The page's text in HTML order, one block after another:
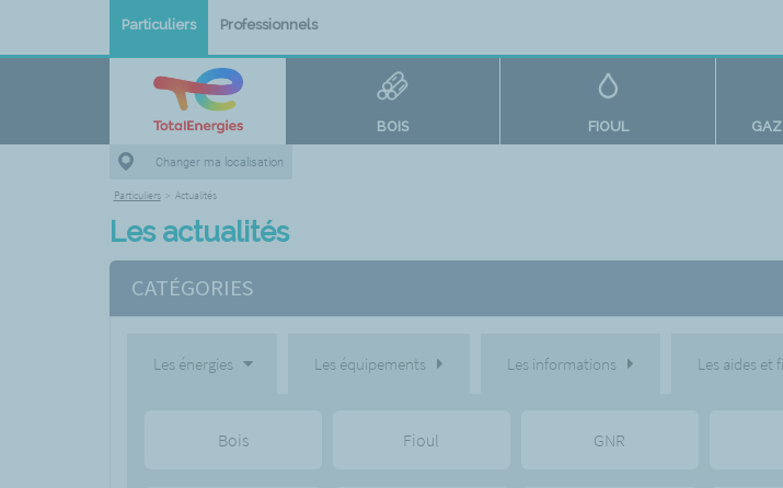
Particuliers Professionnels
BOIS FIOUL
Changer ma localisation
Particuliers > Actualités
Les actualités
CATÉGORIES
Les énergies Les équipements Les informations Les aides et
Bois Fioul GNR